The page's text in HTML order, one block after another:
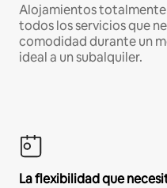
Alojamientos
todos los servicios que
comodidad durante un
ideal a un subalquiler.
La flexibilidad que